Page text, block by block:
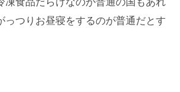
凍食品だらけなのが普通の国もあれ
っつりお昼寝をするのが普通だとす